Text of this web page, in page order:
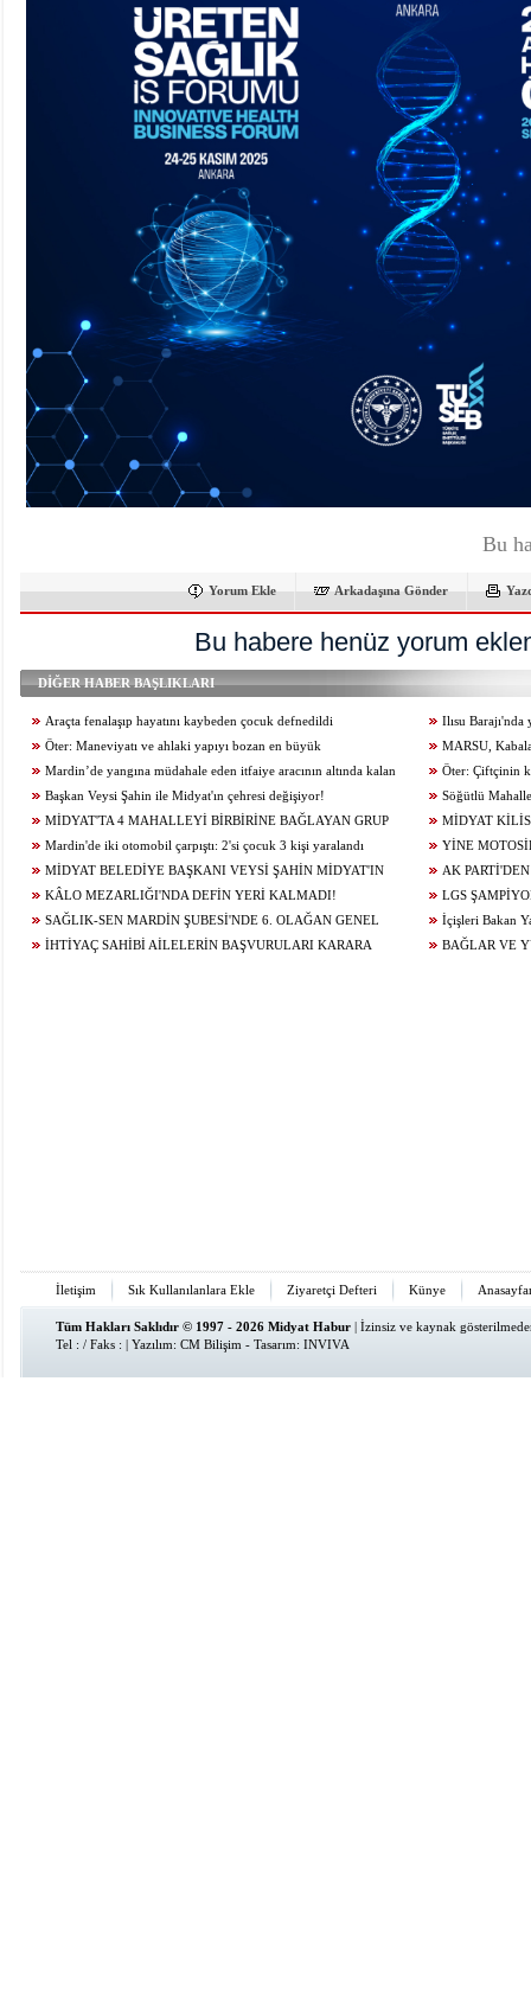
Bu
Yorum Ekle Arkadaşına Gönder
Bu habere henüz yorum
DİĞER HABER BAŞLIKLARI
Araçta fenalaşıp hayatını kaybeden çocuk defnedildi
Ilısu Barajı'nda
geçti
Öter: Maneviyatı ve ahlaki yapıyı bozan en büyük
olumsuzluklardan biri de sanal kumardır
MARSU,
Yeniliyor
Mardin’de yangına müdahale eden itfaiye aracının altında kalan
itfaiye eri öldü
Öter: Çiftçinin
alınmamalı
Başkan Veysi Şahin ile Midyat'ın çehresi değişiyor!
Söğütlü
Ediyor
MİDYAT'TA 4 MAHALLEYİ BİRBİRİNE BAĞLAYAN GRUP
YOLU YENİLENDİ
MİDYAT
Mardin'de iki otomobil çarpıştı: 2'si çocuk 3 kişi yaralandı
YİNE
ÇARPIŞTI: 1
MİDYAT BELEDİYE BAŞKANI VEYSİ ŞAHİN MİDYAT'IN
GELECEĞİ İÇİN ÇALIŞIYOR...
AK
KÂLO MEZARLIĞI'NDA DEFİN YERİ KALMADI!
LGS
KONUĞU OLDU
SAĞLIK-SEN MARDİN ŞUBESİ'NDE 6. OLAĞAN GENEL
KURUL HEYECANI YAŞANIYOR!
İçişleri Bakan
İHTİYAÇ SAHİBİ AİLELERİN BAŞVURULARI KARARA
BAĞLAR VE
İletişim Sık Kullanılanlara Ekle Ziyaretçi Defteri Künye
Tüm Hakları Saklıdır © 1997 - 2026 Midyat Habur | İzinsiz ve kaynak
Tel : / Faks : | Yazılım: CM Bilişim - Tasarım: INVIVA